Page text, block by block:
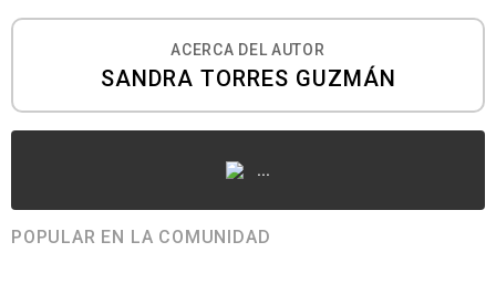
ACERCA DEL AUTOR
SANDRA TORRES GUZMÁN
...
POPULAR EN LA COMUNIDAD